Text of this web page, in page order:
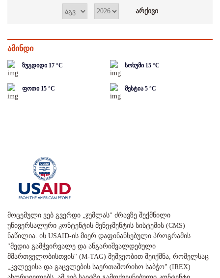
ამინდი
ზუგდიდი 17 °C სოხუმი 15 °C
ფოთი 15 °C მესტია 5 °C
მოცემული ვებ გვერდი „ჯუმლას" ძრავზე შექმნილი
უნივერსალური კონტენტის მენეჯმენტის სისტემის (CMS)
ნაწილია. ის USAID-ის მიერ დაფინანსებული პროგრამის
"მედია გამჭვირვალე და ანგარიშვალდებული
მმართველობისთვის" (M-TAG) მეშვეობით შეიქმნა, რომელსაც
„კვლევისა და გაცვლების საერთაშორისო საბჭო" (IREX)